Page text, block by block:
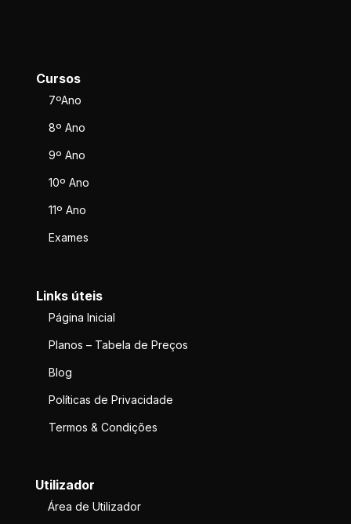
Cursos
7ºAno
8º Ano
9º Ano
10º Ano
11º Ano
Exames
Links úteis
Página Inicial
Planos – Tabela de Preços
Blog
Políticas de Privacidade
Termos & Condições
Utilizador
Área de Utilizador